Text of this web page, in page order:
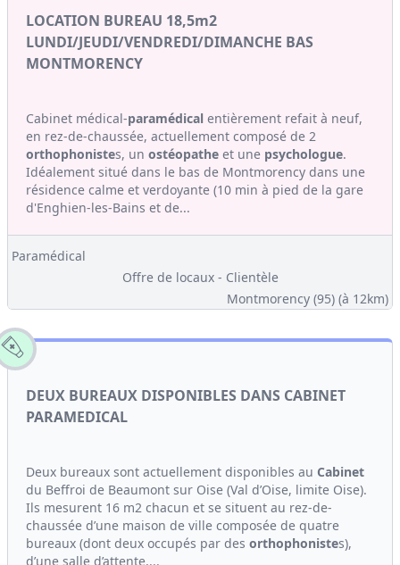
LOCATION BUREAU 18,5m2
LUNDI/JEUDI/VENDREDI/DIMANCHE BAS
MONTMORENCY
Cabinet médical-paramédical entièrement refait à neuf,
en rez-de-chaussée, actuellement composé de 2
orthophonistes, un ostéopathe et une psychologue.
Idéalement situé dans le bas de Montmorency dans une
résidence calme et verdoyante (10 min à pied de la gare
d'Enghien-les-Bains et de...
Paramédical
Offre de locaux - Clientèle
Montmorency (95) (à 12km)
DEUX BUREAUX DISPONIBLES DANS CABINET
PARAMEDICAL
Deux bureaux sont actuellement disponibles au Cabinet
du Beffroi de Beaumont sur Oise (Val d’Oise, limite Oise).
Ils mesurent 16 m2 chacun et se situent au rez-de-
chaussée d’une maison de ville composée de quatre
bureaux (dont deux occupés par des orthophonistes),
d’une salle d’attente,...